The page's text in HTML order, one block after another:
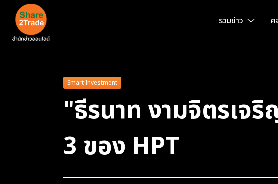
รวมข่าว ค
Smart Investment
"ธีรนาท งามจิตรเจ
3 ของ HPT